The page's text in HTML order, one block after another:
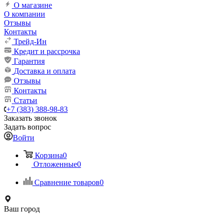
О магазине
О компании
Отзывы
Контакты
Трейд-Ин
Кредит и рассрочка
Гарантия
Доставка и оплата
Отзывы
Контакты
Статьи
+7 (383) 388-98-83
Заказать звонок
Задать вопрос
Войти
Корзина0
Отложенные0
Сравнение товаров0
Ваш город